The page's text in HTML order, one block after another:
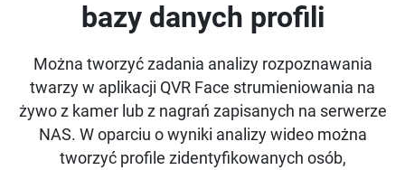
bazy danych profili
Można tworzyć zadania analizy rozpoznawania
twarzy w aplikacji QVR Face strumieniowania na
żywo z kamer lub z nagrań zapisanych na serwerze
NAS. W oparciu o wyniki analizy wideo można
tworzyć profile zidentyfikowanych osób,